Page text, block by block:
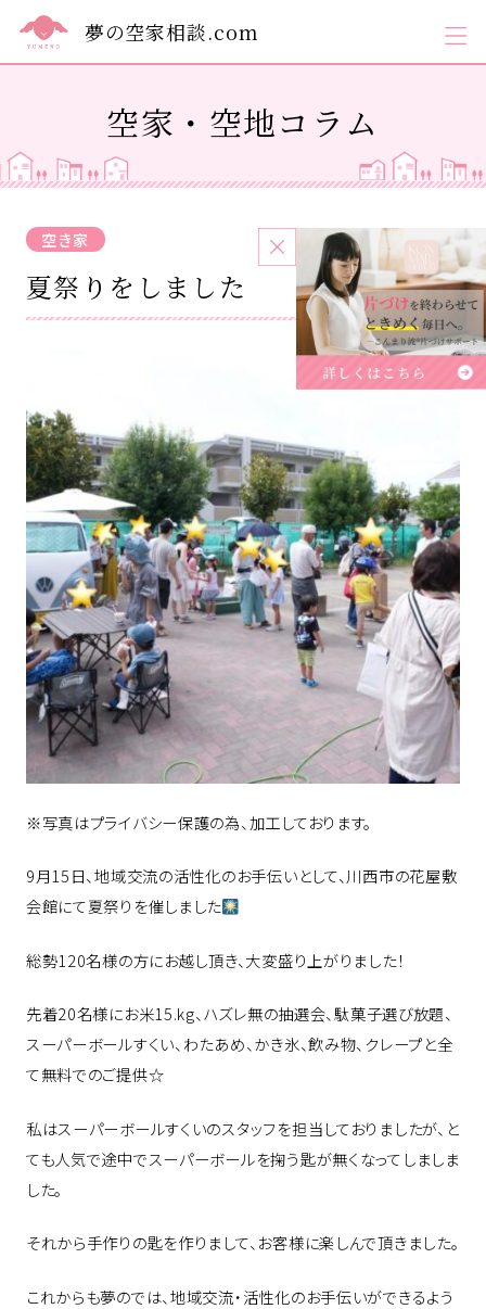
夢の空家相談.com
空家・空地コラム
空き家 2024.09.23
夏祭りをしました
※写真はプライバシー保護の為、加工しております。
9月15日、地域交流の活性化のお手伝いとして、川西市の花屋敷
会館にて夏祭りを催しました
総勢120名様の方にお越し頂き、大変盛り上がりました！
先着20名様にお米15.kg、ハズレ無の抽選会、駄菓子選び放題、
スーパーボールすくい、わたあめ、かき氷、飲み物、クレープと全
て無料でのご提供☆
私はスーパーボールすくいのスタッフを担当しておりましたが、と
ても人気で途中でスーパーボールを掬う匙が無くなってしましま
した。
それから手作りの匙を作りまして、お客様に楽しんで頂きました。
これからも夢のでは、地域交流・活性化のお手伝いができるよう